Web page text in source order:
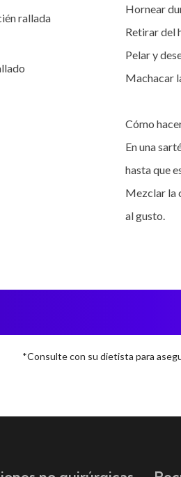
rallada
Hornear
Retirar del
Pelar y
Machacar
Cómo
En una
hasta que
Mezclar la
al gusto.
*Consulte con su dietista para